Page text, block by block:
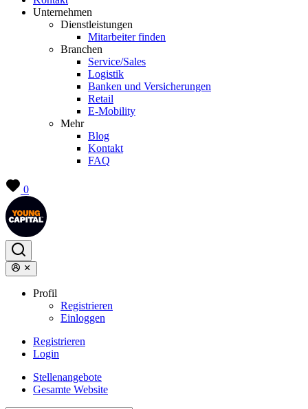
Unternehmen
Dienstleistungen
Mitarbeiter finden
Branchen
Service/Sales
Logistik
Banken und Versicherungen
Retail
E-Mobility
Mehr
Blog
Kontakt
FAQ
0
Profil
Registrieren
Einloggen
Registrieren
Login
Stellenangebote
Gesamte Website